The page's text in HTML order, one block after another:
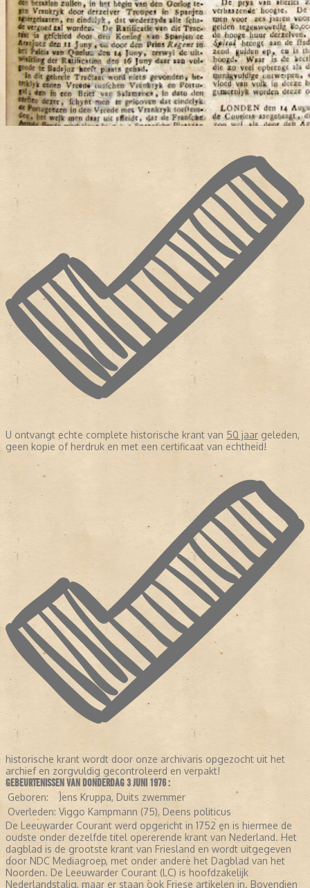
U ontvangt echte complete historische krant van 50 jaar geleden,
geen kopie of herdruk en met een certificaat van echtheid!
historische krant wordt door onze archivaris opgezocht uit het
archief en zorgvuldig gecontroleerd en verpakt!
GEBEURTENISSEN VAN DONDERDAG 3 JUNI 1976 :
Geboren:
Jens Kruppa, Duits zwemmer
Overleden: Viggo Kampmann (75), Deens politicus
De Leeuwarder Courant werd opgericht in 1752 en is hiermee de
oudste onder dezelfde titel opererende krant van Nederland. Het
dagblad is de grootste krant van Friesland en wordt uitgegeven
door NDC Mediagroep, met onder andere het Dagblad van het
Noorden. De Leeuwarder Courant (LC) is hoofdzakelijk
Nederlandstalig, maar er staan ook Friese artikelen in. Bovendien